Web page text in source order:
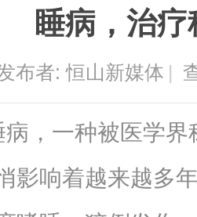
睡病，治
布者:恒山新媒体 |
，一种被医学界
影响着越来越多